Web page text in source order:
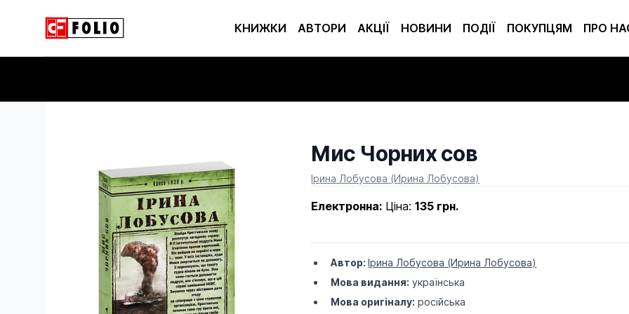
КНИЖКИ АВТОРИ АКЦІЇ НОВИНИ ПОДІЇ ПОКУПЦЯМ ПРО
Мис Чорних сов
Product information
Ірина Лобусова (Ирина Лобусова)
Електронна: Ціна:135 грн.
Автор:Ірина Лобусова (Ирина Лобусова)
Мова видання: українська
Мова оригіналу: російська